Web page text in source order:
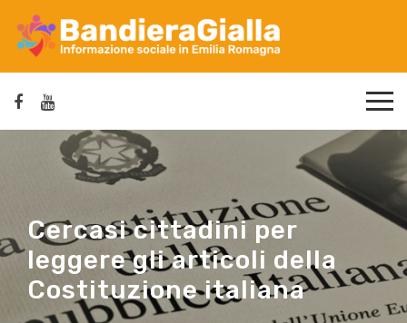
Cercasi cittadini per
leggere gli articoli della
Costituzione italiana